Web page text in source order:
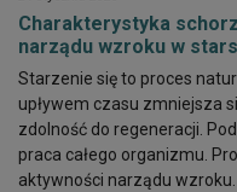
Charakterystyka
narządu wzroku w
Starzenie się to proces
upływem czasu zmniejsza
zdolność do regeneracji.
praca całego organizmu.
aktywności narządu